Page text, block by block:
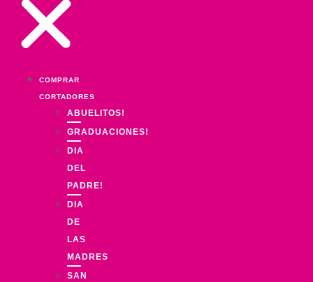
COMPRAR
CORTADORES
ABUELITOS!
GRADUACIONES!
DIA
DEL
PADRE!
DIA
DE
LAS
MADRES
SAN